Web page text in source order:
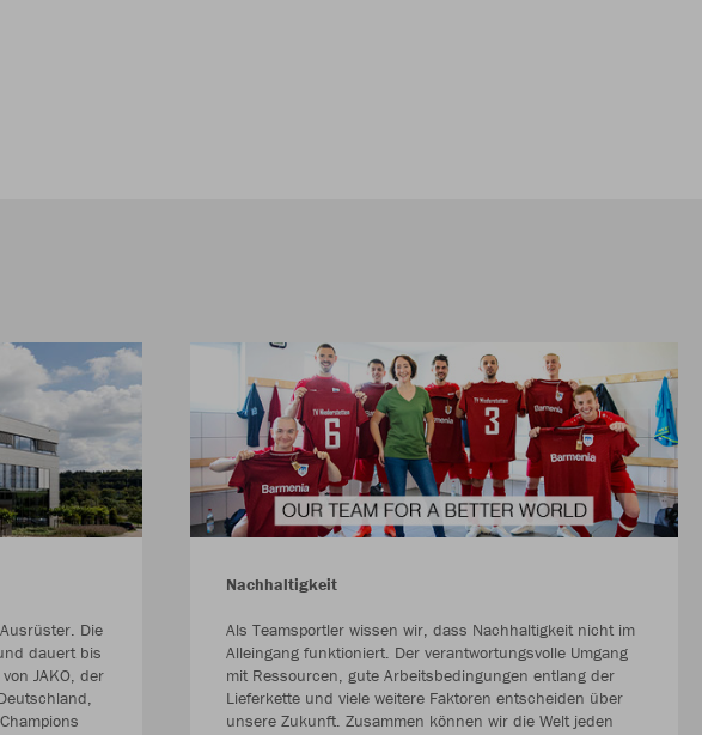
Die
dauert bis
JAKO, der
Nachhaltigkeit
Als Teamsportler wissen wir, dass Nachhaltigkeit nicht im
Alleingang funktioniert. Der verantwortungsvolle Umgang
mit Ressourcen, gute Arbeitsbedingungen entlang der
Lieferkette und viele weitere Faktoren entscheiden über
unsere Zukunft. Zusammen können wir die Welt jeden